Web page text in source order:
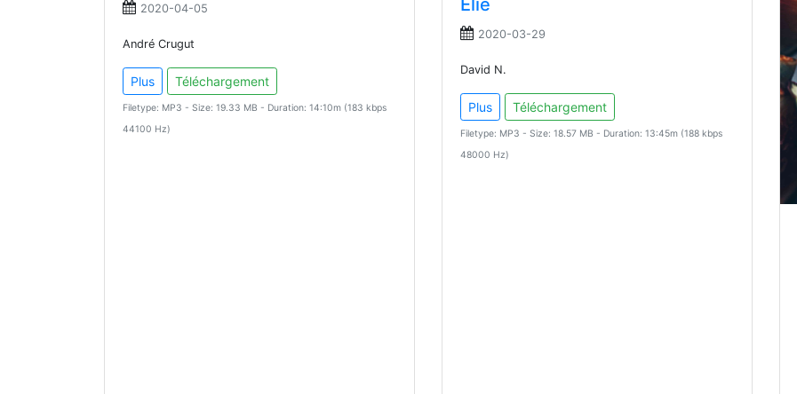
2020-04-05
André Crugut
Plus Téléchargement
Filetype: MP3 - Size: 19.33 MB - Duration: 14:10m (183 kbps
44100 Hz)
Élie
2020-03-29
David N.
Plus Téléchargement
Filetype: MP3 - Size: 18.57 MB - Duration: 13:45m (188 kbps
48000 Hz)